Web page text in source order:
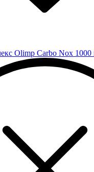
Olimp Carbo Nox 1000